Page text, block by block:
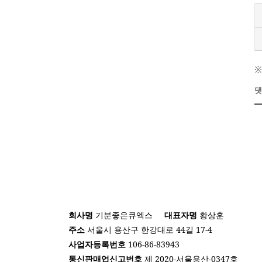
회사명 기분좋은큐엑스 대표자명 황상훈
주소 서울시 용산구 한강대로 44길 17-4
사업자등록번호 106-86-83943
통신판매업신고번호 제 2020-서울용산-0347호